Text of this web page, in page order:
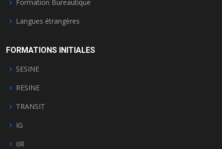
Formation Bureautique
Langues étrangères
FORMATIONS INITIALES
SESINE
RESINE
TRANSIT
IG
IIR